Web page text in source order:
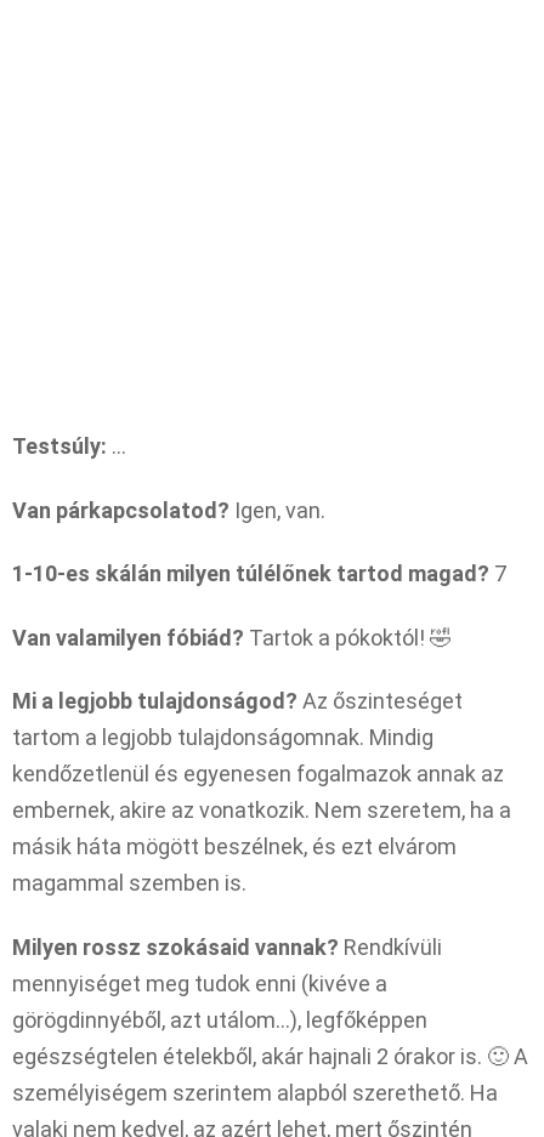
Testsúly: …
Van párkapcsolatod? Igen, van.
1-10-es skálán milyen túlélőnek tartod magad? 7
Van valamilyen fóbiád? Tartok a pókoktól! 🤣
Mi a legjobb tulajdonságod? Az őszinteséget
tartom a legjobb tulajdonságomnak. Mindig
kendőzetlenül és egyenesen fogalmazok annak az
embernek, akire az vonatkozik. Nem szeretem, ha a
másik háta mögött beszélnek, és ezt elvárom
magammal szemben is.
Milyen rossz szokásaid vannak? Rendkívüli
mennyiséget meg tudok enni (kivéve a
görögdinnyéből, azt utálom…), legfőképpen
egészségtelen ételekből, akár hajnali 2 órakor is. 🙂 A
személyiségem szerintem alapból szerethető. Ha
valaki nem kedvel, az azért lehet, mert őszintén